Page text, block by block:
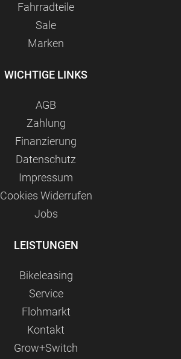
Fahrradteile
Sale
Marken
WICHTIGE LINKS
AGB
Zahlung
Finanzierung
Datenschutz
Impressum
Сookies Widerrufen
Jobs
LEISTUNGEN
Bikeleasing
Service
Flohmarkt
Kontakt
Grow+Switch